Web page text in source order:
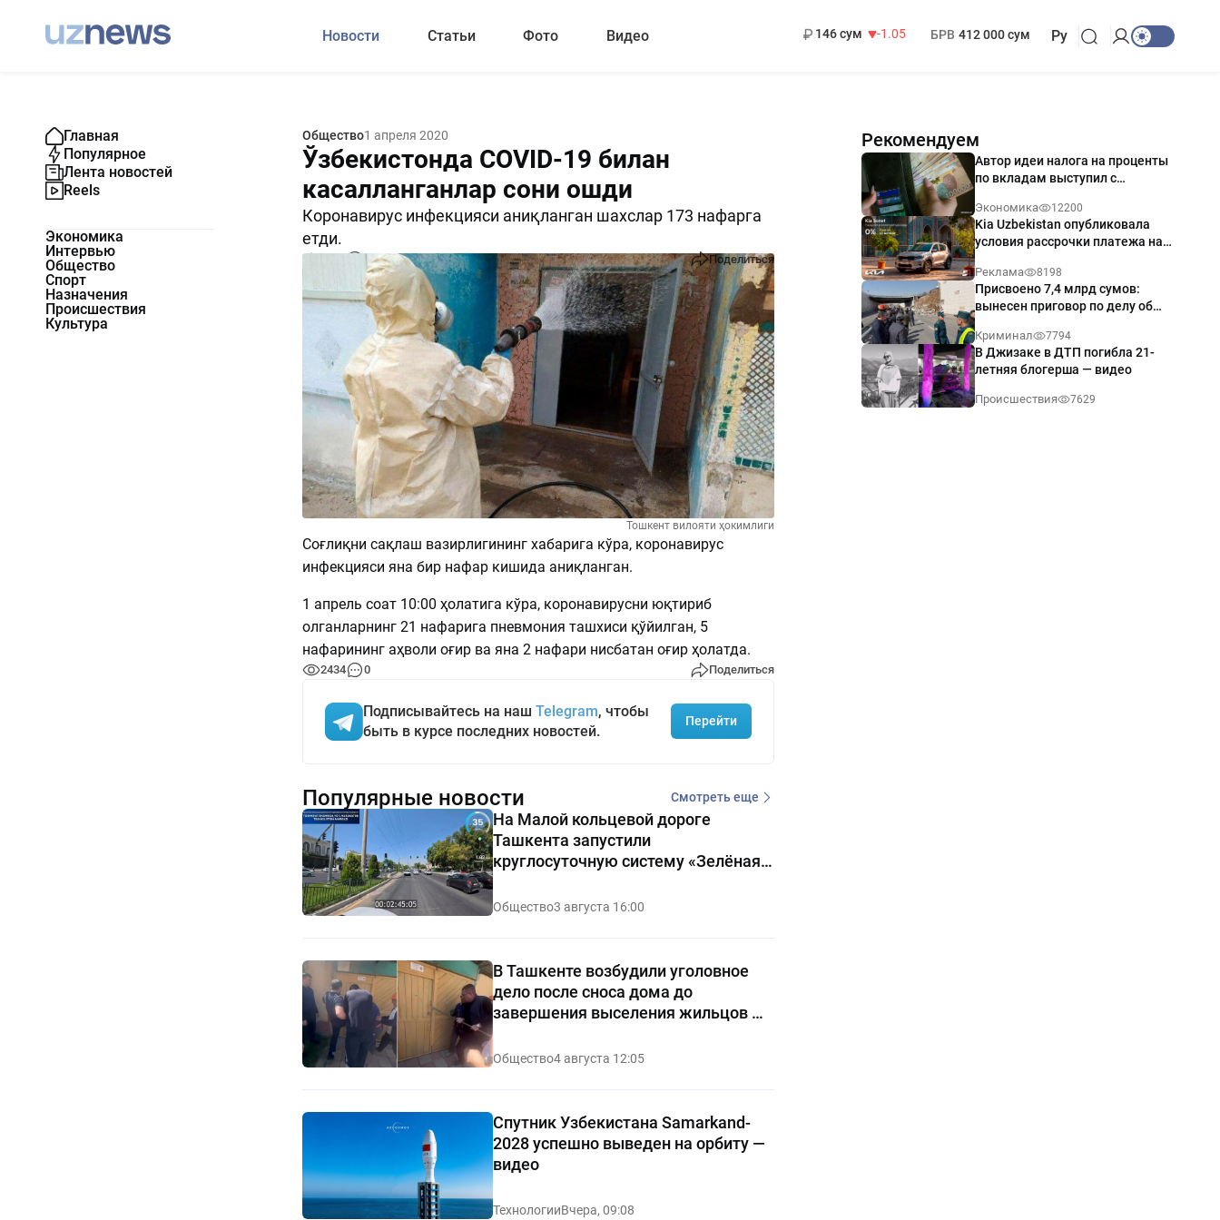
Новости Статьи Фото Видео
146 сум
-1.05
БРВ 412 000 сум Ру
Главная
Популярное
Лента новостей
Reels
Экономика
Интервью
Общество
Спорт
Назначения
Происшествия
Культура
Общество1 апреля 2020
Ўзбекистонда COVID-19 билан
касалланганлар сони ошди
Коронавирус инфекцияси аниқланган шахслар 173 нафарга
етди.
Поделиться
Тошкент вилояти ҳокимлиги
Соғлиқни сақлаш вазирлигининг хабарига кўра, коронавирус
инфекцияси яна бир нафар кишида аниқланган.
1 апрель соат 10:00 ҳолатига кўра, коронавирусни юқтириб
олганларнинг 21 нафарига пневмония ташхиси қўйилган, 5
нафарининг аҳволи оғир ва яна 2 нафари нисбатан оғир ҳолатда.
2434 0 Поделиться
Подписывайтесь на наш Telegram, чтобы
быть в курсе последних новостей.
Перейти
Рекомендуем
Автор идеи налога на проценты
по вкладам выступил с
Экономика 12200
Kia Uzbekistan опубликовала
условия рассрочки платежа на
годовых
Реклама 8198
Присвоено 7,4 млрд сумов:
вынесен приговор по делу об
Ташкенте
Криминал 7794
В Джизаке в ДТП погибла 21-
летняя блогерша — видео
Происшествия 7629
Популярные новости Смотреть еще
На Малой кольцевой дороге
Ташкента запустили
круглосуточную систему «Зелёная
волна»
Общество3 августа 16:00
В Ташкенте возбудили уголовное
дело после сноса дома до
завершения выселения жильцов —
видео
Общество4 августа 12:05
Спутник Узбекистана Samarkand-
2028 успешно выведен на орбиту —
видео
ТехнологииВчера, 09:08